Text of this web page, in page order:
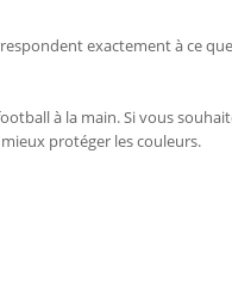
exactement à ce
à la main. Si vous
protéger les couleurs.